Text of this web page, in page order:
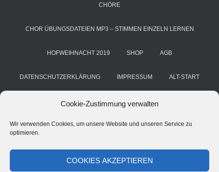
Cookie-Zustimmung verwalten
Wir verwenden Cookies, um unsere Website und unseren Service zu
optimieren.
COOKIES AKZEPTIEREN
CHÖRE
CHOR ÜBUNGSDATEIEN MP3 – STIMMEN EINZELN LERNEN
HOFWEIHNACHT 2019 SHOP AGB
DATENSCHUTZERKLÄRUNG IMPRESSUM ALT-START
COOKIE-RICHTLINIE (EU) KUNST & HANDWERK
HANS GRIMM DEINE STIMME. DEIN CHOR. DEIN ERFOLG
CHORSTIMME ÜBEN – A CAPPELLA ÜBE-MP3 FÜR CHÖRE